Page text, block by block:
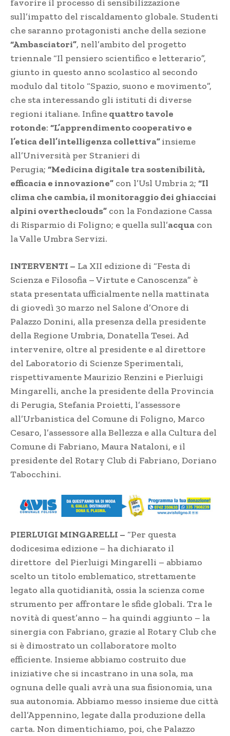
favorire il processo di sensibilizzazione
sull’impatto del riscaldamento globale. Studenti
che saranno protagonisti anche della sezione
“Ambasciatori”, nell’ambito del progetto
triennale “Il pensiero scientifico e letterario”,
giunto in questo anno scolastico al secondo
modulo dal titolo “Spazio, suono e movimento”,
che sta interessando gli istituti di diverse
regioni italiane. Infinequattro tavole
rotonde: “L’apprendimento cooperativo e
l’etica dell’intelligenza collettiva”insieme
all’Università per Stranieri di
Perugia; “Medicina digitale tra sostenibilità,
efficacia e innovazione” con l’Usl Umbria 2; “Il
clima che cambia, il monitoraggio dei ghiacciai
alpini overtheclouds” con la Fondazione Cassa
di Risparmio di Foligno; e quella sull’acqua con
la Valle Umbra Servizi.
INTERVENTI – La XII edizione di “Festa di
Scienza e Filosofia – Virtute e Canoscenza” è
stata presentata ufficialmente nella mattinata
di giovedì 30 marzo nel Salone d’Onore di
Palazzo Donini, alla presenza della presidente
della Regione Umbria, Donatella Tesei. Ad
intervenire, oltre al presidente e al direttore
del Laboratorio di Scienze Sperimentali,
rispettivamente Maurizio Renzini e Pierluigi
Mingarelli, anche la presidente della Provincia
di Perugia, Stefania Proietti, l’assessore
all’Urbanistica del Comune di Foligno, Marco
Cesaro, l’assessore alla Bellezza e alla Cultura del
Comune di Fabriano, Maura Nataloni, e il
presidente del Rotary Club di Fabriano, Doriano
Tabocchini.
PIERLUIGI MINGARELLI – “Per questa
dodicesima edizione – ha dichiarato il
direttore del Pierluigi Mingarelli – abbiamo
scelto un titolo emblematico, strettamente
legato alla quotidianità, ossia la scienza come
strumento per affrontare le sfide globali. Tra le
novità di quest’anno – ha quindi aggiunto – la
sinergia con Fabriano, grazie al Rotary Club che
si è dimostrato un collaboratore molto
efficiente. Insieme abbiamo costruito due
iniziative che si incastrano in una sola, ma
ognuna delle quali avrà una sua fisionomia, una
sua autonomia. Abbiamo messo insieme due città
dell’Appennino, legate dalla produzione della
carta. Non dimentichiamo, poi, che Palazzo